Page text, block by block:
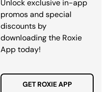
Unlock exclusive in-app
promos and special
discounts by
downloading the Roxie
App today!
GET ROXIE APP